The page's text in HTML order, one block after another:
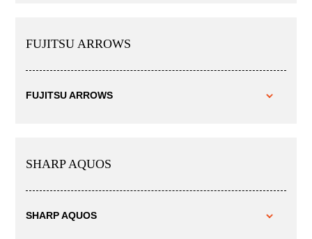
FUJITSU ARROWS
FUJITSU ARROWS
SHARP AQUOS
SHARP AQUOS